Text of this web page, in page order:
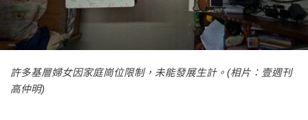
許多基層婦女因家庭崗位限制，未能發展生計。(相片：壹週刊
高仲明)